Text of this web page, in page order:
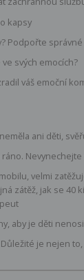
kapsy
Podpořte
ve svých emocích?
váš emoční
ani děti,
velmi
zátěž, jak se 40
aby je děti
je nejen